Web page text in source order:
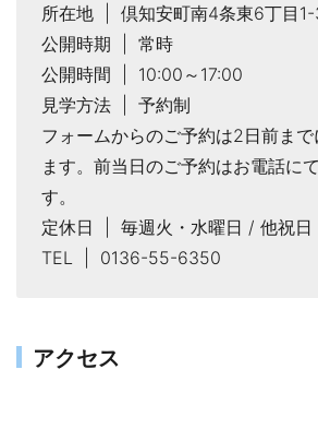
所在地 | 倶知安町南4条東6丁目
公開時期 | 常時
公開時間 | 10:00～17:00
見学方法 | 予約制
フォームからのご予約は2日前ま
ます。前当日のご予約はお電話に
す。
定休日 | 毎週火・水曜日 / 他祝日
TEL | 0136-55-6350
アクセス